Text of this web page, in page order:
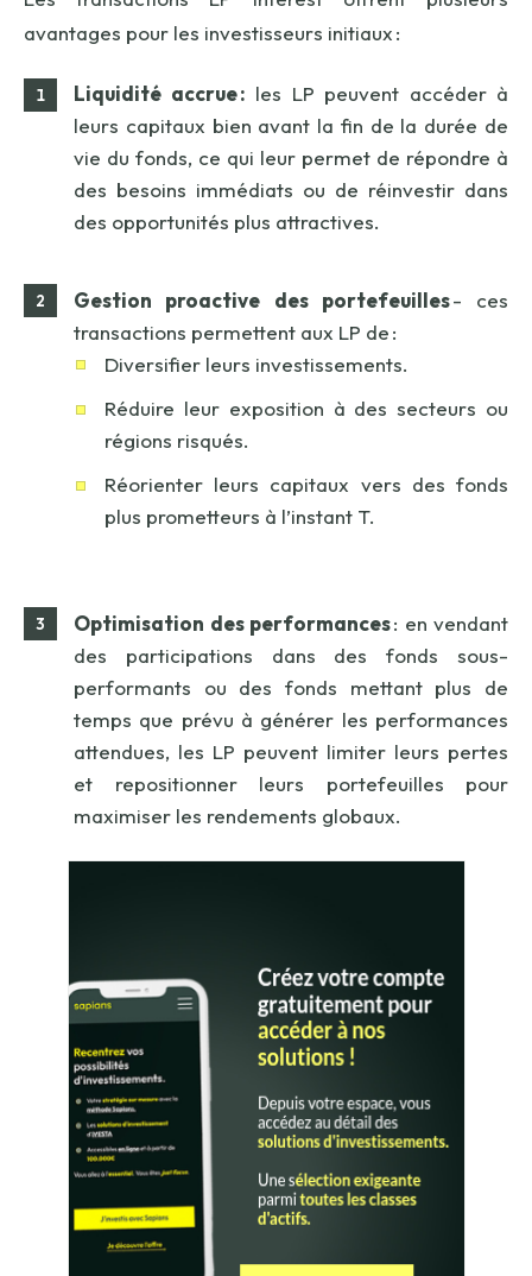
avantages pour les investisseurs initiaux :
Liquidité accrue: les LP peuvent accéder à
leurs capitaux bien avant la fin de la durée de
vie du fonds, ce qui leur permet de répondre à
des besoins immédiats ou de réinvestir dans
des opportunités plus attractives.
Gestion proactive des portefeuilles- ces
transactions permettent aux LP de :
Diversifier leurs investissements.
Réduire leur exposition à des secteurs ou
régions risqués.
Réorienter leurs capitaux vers des fonds
plus prometteurs à l’instant T.
Optimisation des performances: en vendant
des participations dans des fonds sous-
performants ou des fonds mettant plus de
temps que prévu à générer les performances
attendues, les LP peuvent limiter leurs pertes
et repositionner leurs portefeuilles pour
maximiser les rendements globaux.